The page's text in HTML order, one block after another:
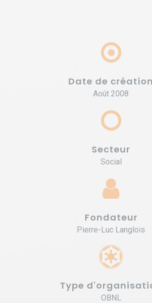
Date de création
Août 2008
Secteur
Social
Fondateur
Pierre-Luc Langlois
Type
OBNL